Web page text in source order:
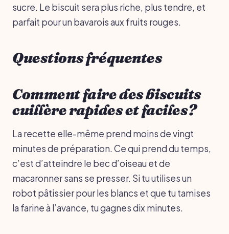
sucre. Le biscuit sera plus riche, plus tendre, et
parfait pour un bavarois aux fruits rouges.
Questions fréquentes
Comment faire des biscuits
cuillère rapides et faciles?
La recette elle-même prend moins de vingt
minutes de préparation. Ce qui prend du temps,
c’est d’atteindre le bec d’oiseau et de
macaronner sans se presser. Si tu utilises un
robot pâtissier pour les blancs et que tu tamises
la farine à l’avance, tu gagnes dix minutes.